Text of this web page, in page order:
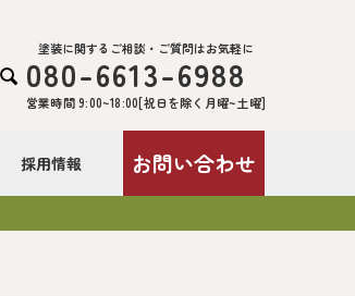

塗装に関するご相談・ご質問はお気軽に
080-6613-6988
営業時間 9:00~18:00[祝日を除く月曜~土曜]
採用情報 お問い合わせ